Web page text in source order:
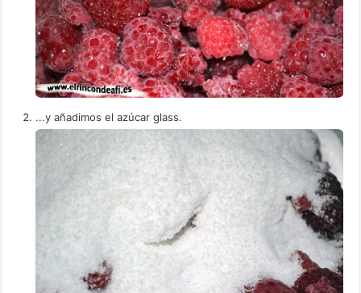
...y añadimos el azúcar glass.